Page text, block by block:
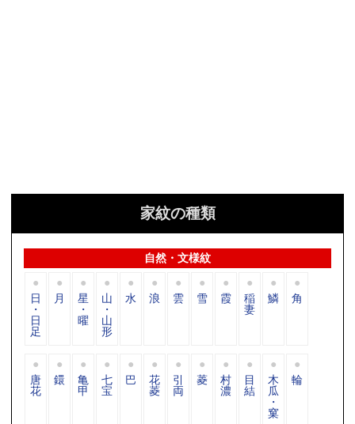
家紋の種類
自然・文様紋
日
・
日
足
月 星
・
曜
山
・
山
形
水 浪 雲 雪 霞 稲
妻
鱗 角
唐
花
鐶 亀
甲
七
宝
巴 花
菱
引
両
菱 村
濃
目
結
木
瓜
・
窠
輪